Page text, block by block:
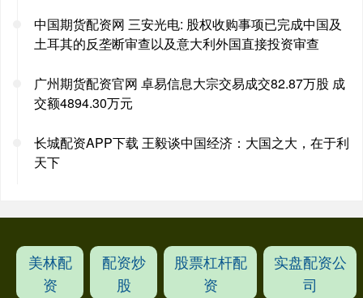
中国期货配资网 三安光电: 股权收购事项已完成中国及
土耳其的反垄断审查以及意大利外国直接投资审查
广州期货配资官网 卓易信息大宗交易成交82.87万股 成
交额4894.30万元
长城配资APP下载 王毅谈中国经济：大国之大，在于利
天下
美林配
资
配资炒
股
股票杠杆配
资
实盘配资公
司